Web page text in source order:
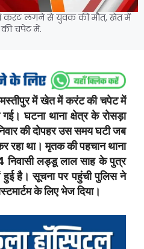
करंट लगने से युवक की मौत, खेत में
चपेट में.
में खेत में करंट की चपेट में
घटना थाना क्षेत्र के रोसड़ा
की दोपहर उस समय घटी जब
रहा था। मृतक की पहचान थाना
निवासी लड्डू लाल साह के पुत्र
है। सूचना पर पहुंची पुलिस ने
के लिए भेज दिया।